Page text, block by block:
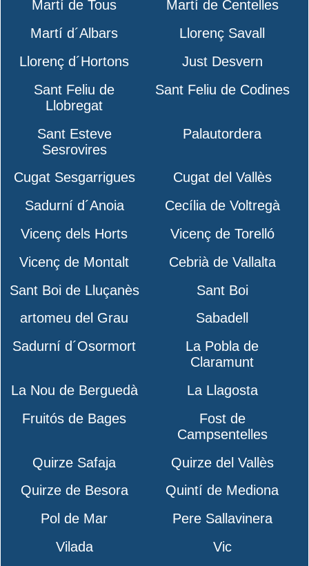
Martí de Tous
Martí de Centelles
Martí d´Albars
Llorenç Savall
Llorenç d´Hortons
Just Desvern
Sant Feliu de
Llobregat
Sant Feliu de Codines
Sant Esteve
Sesrovires
Palautordera
Cugat Sesgarrigues
Cugat del Vallès
Sadurní d´Anoia
Cecília de Voltregà
Vicenç dels Horts
Vicenç de Torelló
Vicenç de Montalt
Cebrià de Vallalta
Sant Boi de Lluçanès
Sant Boi
artomeu del Grau
Sabadell
Sadurní d´Osormort
La Pobla de
Claramunt
La Nou de Berguedà
La Llagosta
Fruitós de Bages
Fost de
Campsentelles
Quirze Safaja
Quirze del Vallès
Quirze de Besora
Quintí de Mediona
Pol de Mar
Pere Sallavinera
Vilada
Vic